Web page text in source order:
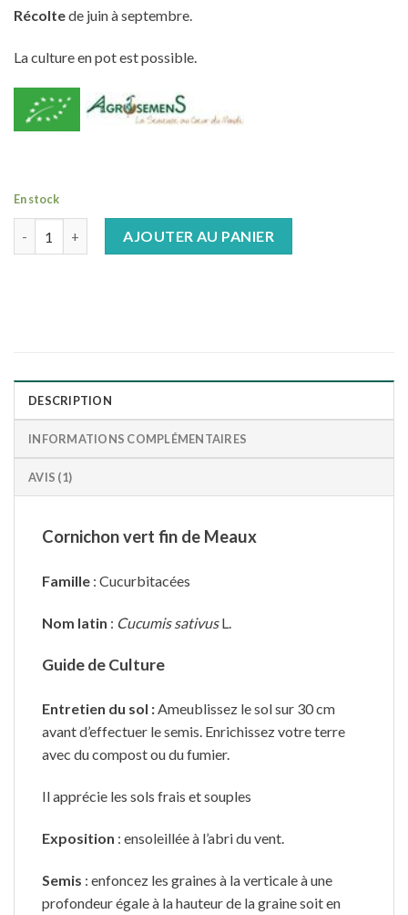
Récoltede juin à septembre.
La culture en pot est possible.
En stock
AJOUTER AU PANIER
DESCRIPTION
INFORMATIONS COMPLÉMENTAIRES
AVIS (1)
Cornichon vert fin de Meaux
Famille : Cucurbitacées
Nom latin : Cucumis sativusL.
Guide de Culture
Entretien du sol :Ameublissez le sol sur 30 cm
avant d’effectuer le semis. Enrichissez votre terre
avec du compost ou du fumier.
Il apprécie les sols frais et souples
Exposition : ensoleillée à l’abri du vent.
Semis : enfoncez les graines à la verticale à une
profondeur égale à la hauteur de la graine soit en